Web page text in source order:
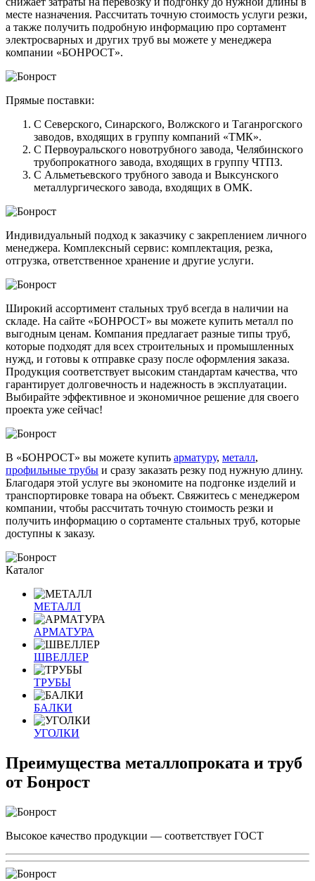
месте назначения. Рассчитать точную стоимость услуги резки,
а также получить подробную информацию про сортамент
электросварных и других труб вы можете у менеджера
компании «БОНРОСТ».
Прямые поставки:
С Северского, Синарского, Волжского и Таганрогского
заводов, входящих в группу компаний «ТМК».
С Первоуральского новотрубного завода, Челябинского
трубопрокатного завода, входящих в группу ЧТПЗ.
С Альметьевского трубного завода и Выксунского
металлургического завода, входящих в ОМК.
Индивидуальный подход к заказчику с закреплением личного
менеджера. Комплексный сервис: комплектация, резка,
отгрузка, ответственное хранение и другие услуги.
Широкий ассортимент стальных труб всегда в наличии на
складе. На сайте «БОНРОСТ» вы можете купить металл по
выгодным ценам. Компания предлагает разные типы труб,
которые подходят для всех строительных и промышленных
нужд, и готовы к отправке сразу после оформления заказа.
Продукция соответствует высоким стандартам качества, что
гарантирует долговечность и надежность в эксплуатации.
Выбирайте эффективное и экономичное решение для своего
проекта уже сейчас!
В «БОНРОСТ» вы можете купить арматуру, металл,
профильные трубы и сразу заказать резку под нужную длину.
Благодаря этой услуге вы экономите на подгонке изделий и
транспортировке товара на объект. Свяжитесь с менеджером
компании, чтобы рассчитать точную стоимость резки и
получить информацию о сортаменте стальных труб, которые
доступны к заказу.
Каталог
МЕТАЛЛ
АРМАТУРА
ШВЕЛЛЕР
ТРУБЫ
БАЛКИ
УГОЛКИ
Преимущества металлопроката и труб
от Бонрост
Высокое качество продукции — соответствует ГОСТ